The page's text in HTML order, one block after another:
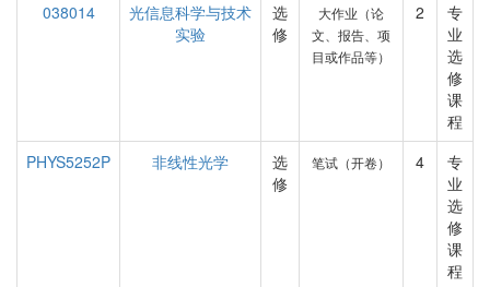
038014
光信息科学与技术
实验
选
修
大作业（论
文、报告、项
目或作品等）
2
专
业
选
修
课
程
PHYS5252P
非线性光学
选
修
笔试（开卷） 4
专
业
选
修
课
程